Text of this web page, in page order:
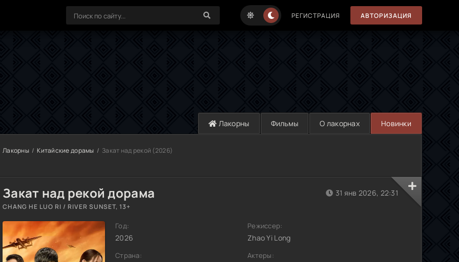
РЕГИСТРАЦИЯ АВТОРИЗАЦИЯ
Лакорны Фильмы О лакорнах Новинки
Лакорны Китайские дорамы Закат над рекой (2026)
Закат над рекой дорама
CHANG HE LUO RI / RIVER SUNSET, 13+
Год:
2026
Страна:
31 янв 2026, 22:31
Режиссер:
Zhao Yi Long
Актеры: